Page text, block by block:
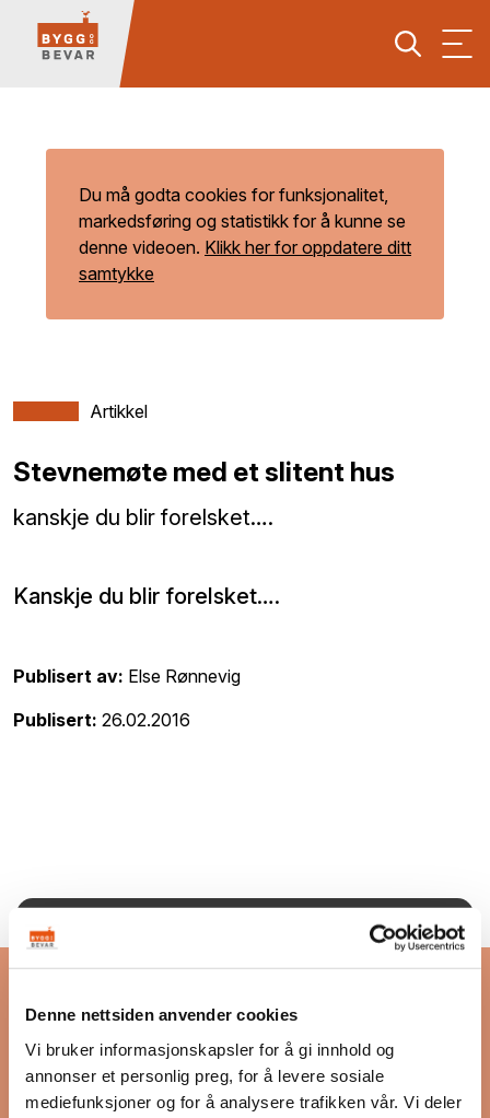
Denne nettsiden anvender cookies
Vi bruker informasjonskapsler for å gi innhold og
annonser et personlig preg, for å levere sosiale
mediefunksjoner og for å analysere trafikken vår. Vi deler
Du må godta cookies for funksjonalitet,
markedsføring og statistikk for å kunne se
denne videoen. Klikk her for oppdatere ditt
samtykke
Artikkel
Stevnemøte med et slitent hus
kanskje du blir forelsket….
Kanskje du blir forelsket….
Publisert av: Else Rønnevig
Publisert: 26.02.2016
Bygg og Bevar
motivere til bevaring, bruk og ombruk av
eksisterende bygg.
Les mer om Bygg og Bevar